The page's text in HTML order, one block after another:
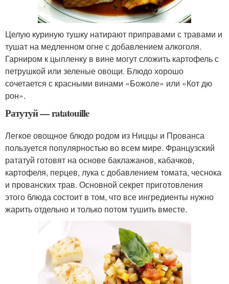
Целую куриную тушку натирают приправами с травами и
тушат на медленном огне с добавлением алкоголя.
Гарниром к цыпленку в вине могут сложить картофель с
петрушкой или зеленые овощи. Блюдо хорошо
сочетается с красными винами «Божоле» или «Кот дю
рон».
Ратутуй — ratatouille
Легкое овощное блюдо родом из Ниццы и Прованса
пользуется популярностью во всем мире. Французский
рататуй готовят на основе баклажанов, кабачков,
картофеля, перцев, лука с добавлением томата, чеснока
и прованских трав. Основной секрет приготовления
этого блюда состоит в том, что все ингредиенты нужно
жарить отдельно и только потом тушить вместе.